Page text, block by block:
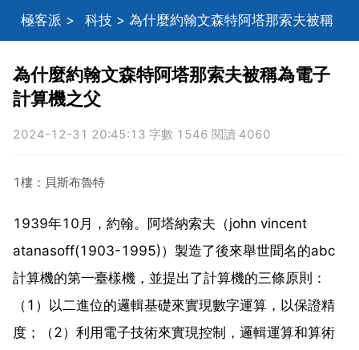
極客派 > 科技 > 為什麼約翰文森特阿塔那索夫被稱
為電子計算機之父
為什麼約翰文森特阿塔那索夫被稱為電子
計算機之父
2024-12-31 20:45:13 字數 1546 閱讀 4060
1樓：貝斯布魯特
1939年10月，約翰。阿塔納索夫（john vincent
atanasoff(1903-1995)）製造了後來舉世聞名的abc
計算機的第一臺樣機，並提出了計算機的三條原則：
（1）以二進位的邏輯基礎來實現數字運算，以保證精
度；（2）利用電子技術來實現控制，邏輯運算和算術